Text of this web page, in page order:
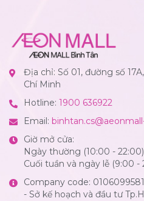
Địa chỉ: Số 01, đường số
Chí Minh
Hotline: 1900 636922
Email:
Giờ mở cửa:
Ngày thường (10:00 - 22:00)
Cuối tuần và ngày lễ (9:00 -
Company code:
- Sở kế hoạch và đầu tư